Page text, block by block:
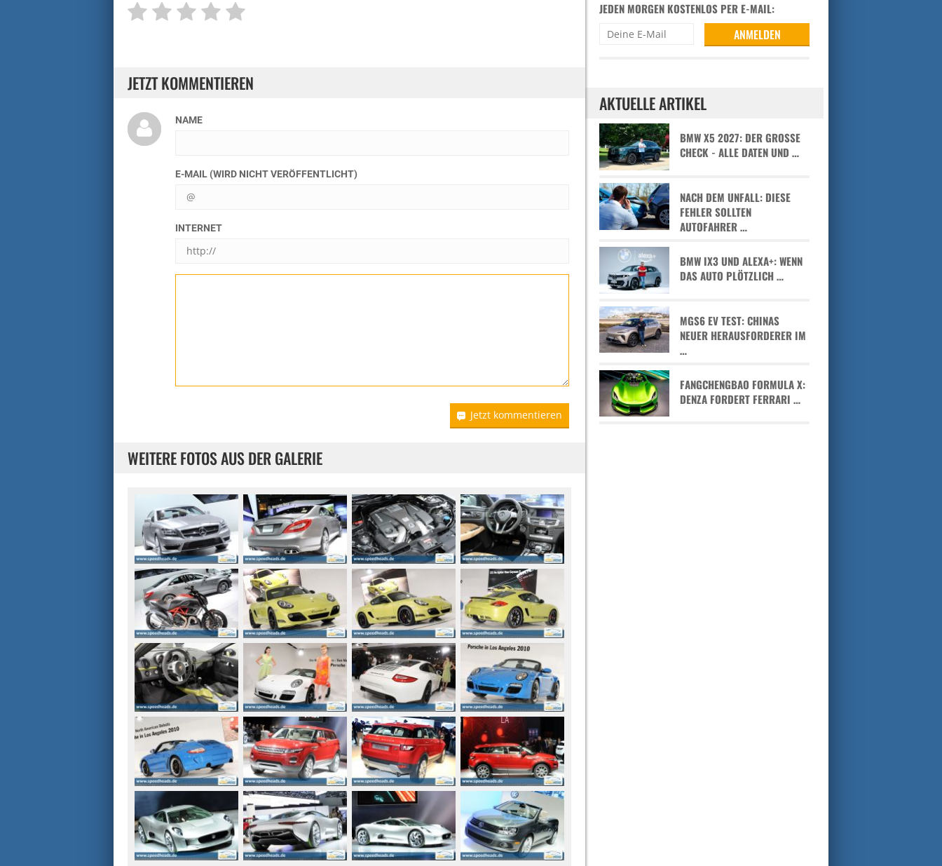
JETZT KOMMENTIEREN
NAME
E-MAIL (WIRD NICHT VERÖFFENTLICHT)
INTERNET
Jetzt kommentieren
WEITERE FOTOS AUS DER GALERIE
JEDEN MORGEN KOSTENLOS PER E-MAIL:
AKTUELLE ARTIKEL
BMW X5 2027: DER GROSSE C
HECK - ALLE DATEN UND …
NACH DEM UNFALL: DIESE
FEHLER SOLLTEN
AUTOFAHRER …
BMW IX3 UND ALEXA+: WENN
DAS AUTO PLÖTZLICH …
MGS6 EV TEST: CHINAS
NEUER HERAUSFORDERER IM
…
FANGCHENGBAO FORMULA X:
DENZA FORDERT FERRARI …